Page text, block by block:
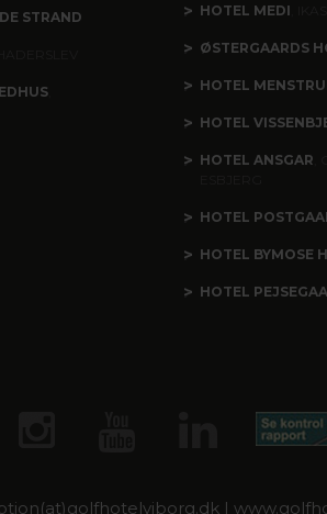
STRAND
,
HOTEL MEDI
ØSTERGAARDS
HOTEL
HOTEL
HOTEL ANSGAR
HOTEL
HOTEL BYMOSE
HOTEL
|